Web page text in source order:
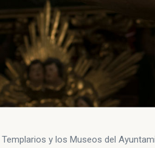
Templarios y los Museos del